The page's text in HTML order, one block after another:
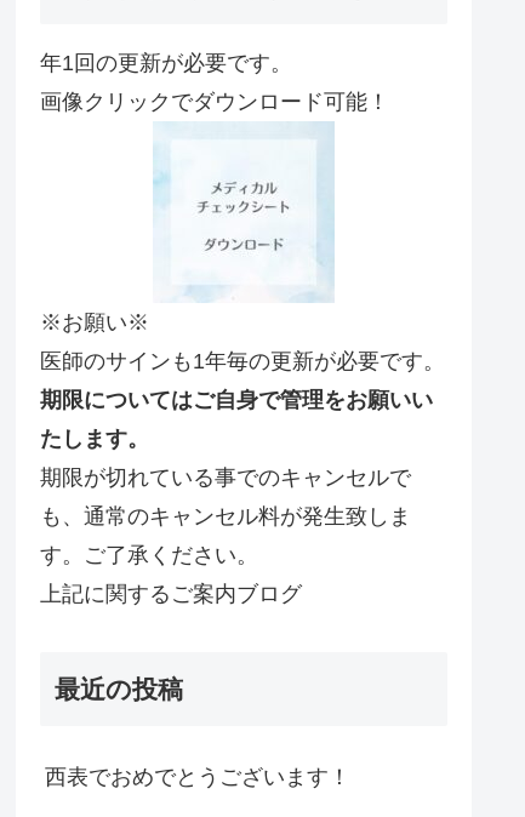
年1回の更新が必要です。
画像クリックでダウンロード可能！
※お願い※
医師のサインも1年毎の更新が必要です。
期限についてはご自身で管理をお願いい
たします。
期限が切れている事でのキャンセルで
も、通常のキャンセル料が発生致しま
す。ご了承ください。
上記に関するご案内ブログ
最近の投稿
西表でおめでとうございます！